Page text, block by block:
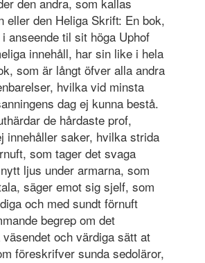
eller den Heliga Skrift: En bok,
anseende til sit höga Uphof
innehåll, har sin like i hela
som är långt öfver alla andra
hvilka vid minsta
dag ej kunna bestå.
de hårdaste prof,
innehåller saker, hvilka strida
som tager det svaga
ljus under armarna, som
säger emot sig sjelf, som
och med sundt förnuft
begrep om det
och värdiga sätt at
föreskrifver sunda sedoläror,